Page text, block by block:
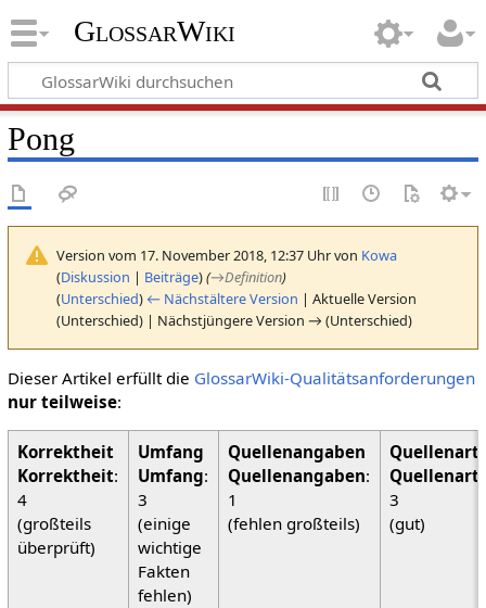
GlossarWiki
Pong
Version vom 17. November 2018, 12:37 Uhr von Kowa
(Diskussion | Beiträge)(→Definition)
(Unterschied) ← Nächstältere Version | Aktuelle Version
(Unterschied) | Nächstjüngere Version → (Unterschied)
Dieser Artikel erfüllt die GlossarWiki-Qualitätsanforderungen
nur teilweise:
Korrektheit:
4
(großteils
überprüft)
Umfang:
3
(einige
wichtige
Fakten
fehlen)
Quellenangaben:
1
(fehlen großteils)
3
(gut)